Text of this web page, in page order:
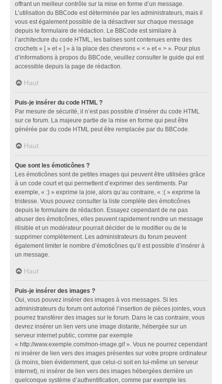
offrant un meilleur contrôle sur la mise en forme d’un message.
L’utilisation du BBCode est déterminée par les administrateurs, mais il
vous est également possible de la désactiver sur chaque message
depuis le formulaire de rédaction. Le BBCode est similaire à
l’architecture du code HTML, les balises sont contenues entre des
crochets « [ » et « ] » à la place des chevrons « < » et « > ». Pour plus
d’informations à propos du BBCode, veuillez consulter le guide qui est
accessible depuis la page de rédaction.
Haut
Puis-je insérer du code HTML ?
Par mesure de sécurité, il n’est pas possible d’insérer du code HTML
sur ce forum. La majeure partie de la mise en forme qui peut être
générée par du code HTML peut être remplacée par du BBCode.
Haut
Que sont les émoticônes ?
Les émoticônes sont de petites images qui peuvent être utilisées grâce
à un code court et qui permettent d’exprimer des sentiments. Par
exemple, « :) » exprime la joie, alors qu’au contraire, « :( » exprime la
tristesse. Vous pouvez consulter la liste complète des émoticônes
depuis le formulaire de rédaction. Essayez cependant de ne pas
abuser des émoticônes, elles peuvent rapidement rendre un message
illisible et un modérateur pourrait décider de le modifier ou de le
supprimer complètement. Les administrateurs du forum peuvent
également limiter le nombre d’émoticônes qu’il est possible d’insérer à
un message.
Haut
Puis-je insérer des images ?
Oui, vous pouvez insérer des images à vos messages. Si les
administrateurs du forum ont autorisé l’insertion de pièces jointes, vous
pourrez transférer des images sur le forum. Dans le cas contraire, vous
devrez insérer un lien vers une image distante, hébergée sur un
serveur internet public, comme par exemple
« http://www.exemple.com/mon-image.gif ». Vous ne pourrez cependant
ni insérer de lien vers des images présentes sur votre propre ordinateur
(à moins, bien évidemment, que celui-ci soit en lui-même un serveur
internet), ni insérer de lien vers des images hébergées derrière un
quelconque système d’authentification, comme par exemple les